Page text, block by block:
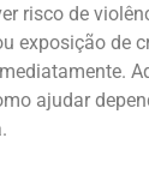
risco de
exposição de
ajudar